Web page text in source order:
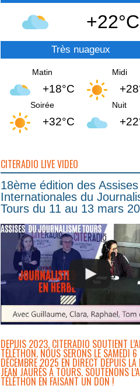
+22°C
Très nuageux
Matin
+18°C
Midi
Soirée
+32°C
Nuit
CITERADIO LIVE VIDEO
18ème édition des Assises
Internationales du
Tours du 11 au 13 mars
DEPUIS 2023, CITERADIO SOUTIENT
TÉLÉTHON. NOUS SERONS LE SAMEDI 6
DÉCEMBRE 2025 EN DIRECT DEPUIS LA
JEAN JAURÈS À TOURS. SOUTENONS
TÉLÉTHON EN FAISANT UN DON !